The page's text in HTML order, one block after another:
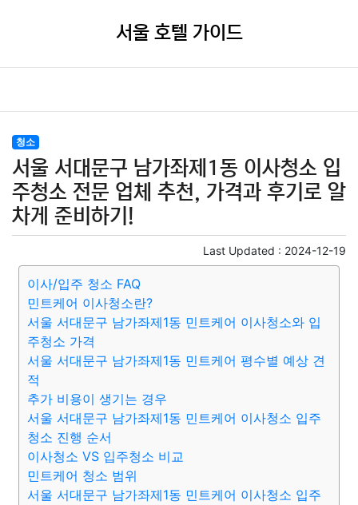
서울 호텔 가이드
청소
서울 서대문구 남가좌제1동 이사청소 입
주청소 전문 업체 추천, 가격과 후기로 알
차게 준비하기!
Last Updated : 2024-12-19
이사/입주 청소 FAQ
민트케어 이사청소란?
서울 서대문구 남가좌제1동 민트케어 이사청소와 입
주청소 가격
서울 서대문구 남가좌제1동 민트케어 평수별 예상 견
적
추가 비용이 생기는 경우
서울 서대문구 남가좌제1동 민트케어 이사청소 입주
청소 진행 순서
이사청소 VS 입주청소 비교
민트케어 청소 범위
서울 서대문구 남가좌제1동 민트케어 이사청소 입주